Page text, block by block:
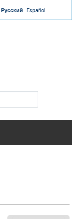
Русский Español